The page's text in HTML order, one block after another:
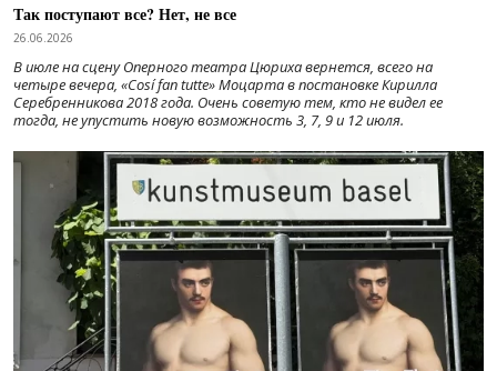
Так поступают все? Нет, не все
26.06.2026
В июле на сцену Оперного театра Цюриха вернется, всего на
четыре вечера, «Cosí fan tutte» Моцарта в постановке Кирилла
Серебренникова 2018 года. Очень советую тем, кто не видел ее
тогда, не упустить новую возможность 3, 7, 9 и 12 июля.